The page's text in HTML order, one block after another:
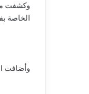
وكشفت
الخاصة
وأضافت